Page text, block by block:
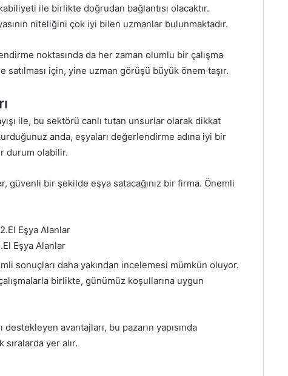
ile birlikte doğrudan bağlantısı olacaktır.
niteliğini çok iyi bilen uzmanlar bulunmaktadır.
noktasında da her zaman olumlu bir çalışma
için, yine uzman görüşü büyük önem taşır.
ile, bu sektörü canlı tutan unsurlar olarak dikkat
anda, eşyaları değerlendirme adına iyi bir
durum olabilir.
güvenli bir şekilde eşya satacağınız bir firma. Önemli
Eşya Alanlar
sonuçları daha yakından incelemesi mümkün oluyor.
birlikte, günümüz koşullarına uygun
avantajları, bu pazarın yapısında
yer alır.